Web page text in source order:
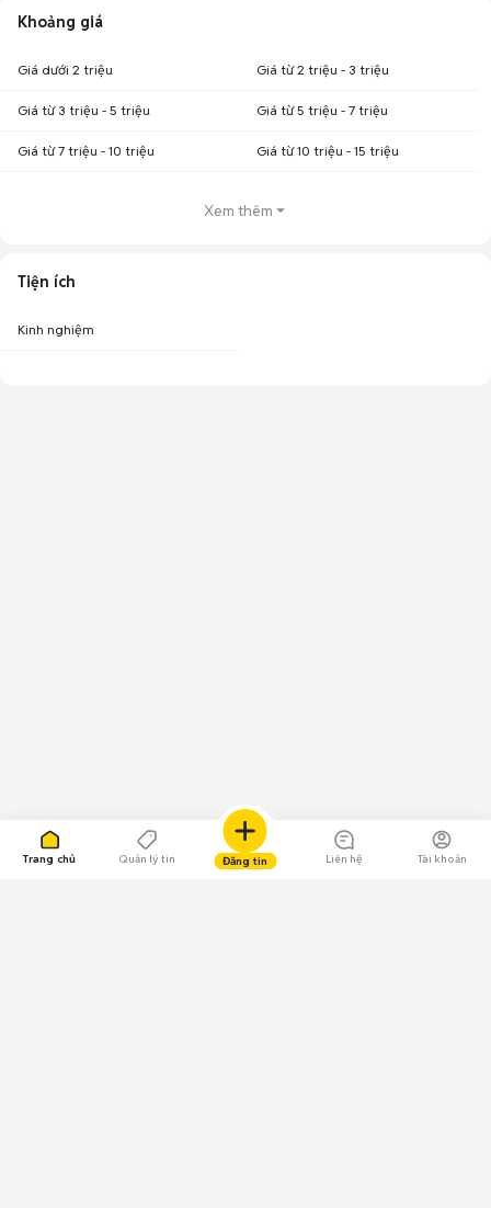
Trang chủ Quản lý tin Đăng tin Liên hệ Tài khoản
Khoảng giá
Giá dưới 2 triệu Giá từ 2 triệu - 3 triệu
Giá từ 3 triệu - 5 triệu Giá từ 5 triệu - 7 triệu
Giá từ 7 triệu - 10 triệu Giá từ 10 triệu - 15 triệu
Xem thêm
Tiện ích
Kinh nghiệm